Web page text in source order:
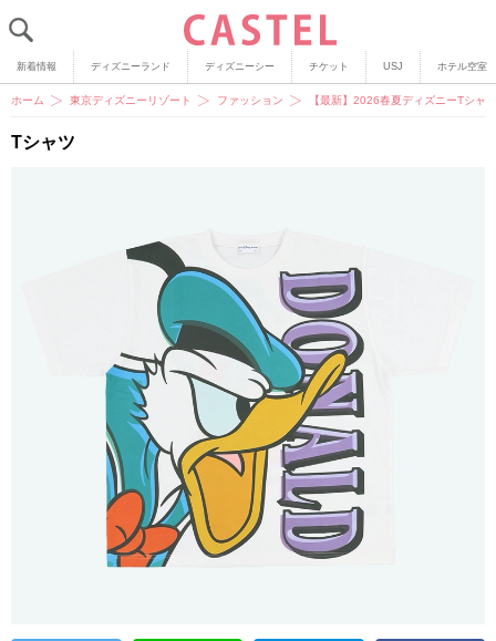
新着情報 ディズニーランド ディズニーシー チケット USJ ホテル空室
ホーム 東京ディズニーリゾート ファッション 【最新】2026春夏ディズニーTシャ
Tシャツ